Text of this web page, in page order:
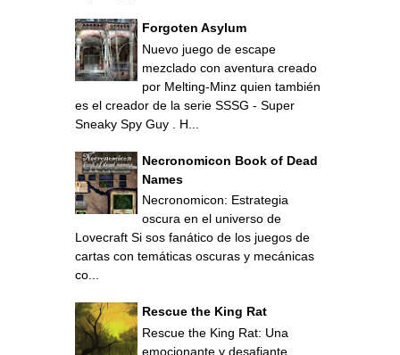
Forgoten Asylum
Nuevo juego de escape
mezclado con aventura creado
por Melting-Minz quien también
es el creador de la serie SSSG - Super
Sneaky Spy Guy . H...
Necronomicon Book of Dead
Names
Necronomicon: Estrategia
oscura en el universo de
Lovecraft Si sos fanático de los juegos de
cartas con temáticas oscuras y mecánicas
co...
Rescue the King Rat
Rescue the King Rat: Una
emocionante y desafiante